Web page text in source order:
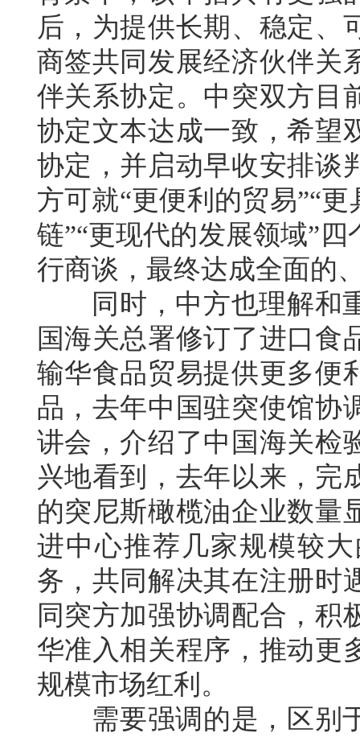
后，为提供长期、稳定、
商签共同发展经济伙伴关
伴关系协定。中突双方目
协定文本达成一致，希望
协定，并启动早收安排谈
方可就“更便利的贸易”“
链”“更现代的发展领域”
行商谈，最终达成全面的
同时，中方也理解和重
国海关总署修订了进口食
输华食品贸易提供更多便
品，去年中国驻突使馆协
讲会，介绍了中国海关检
兴地看到，去年以来，完
的突尼斯橄榄油企业数量
进中心推荐几家规模较
务，共同解决其在注册时
同突方加强协调配合，积
华准入相关程序，推动更
规模市场红利。
需要强调的是，区别于